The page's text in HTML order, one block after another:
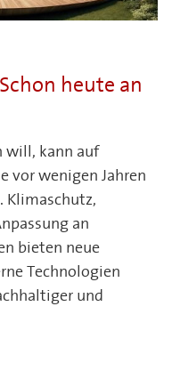
heute an
will, kann auf
vor wenigen Jahren
Klimaschutz,
an
bieten neue
Technologien
und